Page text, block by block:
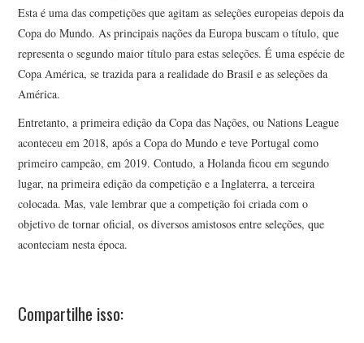
Esta é uma das competições que agitam as seleções europeias depois da
Copa do Mundo. As principais nações da Europa buscam o título, que
representa o segundo maior título para estas seleções. É uma espécie de
Copa América, se trazida para a realidade do Brasil e as seleções da
América.
Entretanto, a primeira edição da Copa das Nações, ou Nations League
aconteceu em 2018, após a Copa do Mundo e teve Portugal como
primeiro campeão, em 2019. Contudo, a Holanda ficou em segundo
lugar, na primeira edição da competição e a Inglaterra, a terceira
colocada. Mas, vale lembrar que a competição foi criada com o
objetivo de tornar oficial, os diversos amistosos entre seleções, que
aconteciam nesta época.
Compartilhe isso: